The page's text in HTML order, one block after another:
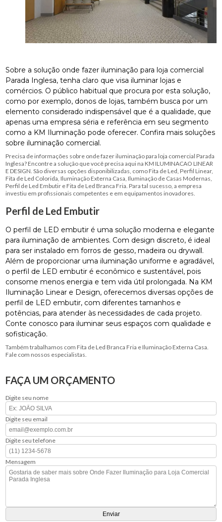
Sobre a solução onde fazer iluminação para loja comercial
Parada Inglesa, tenha claro que visa iluminar lojas e
comércios. O público habitual que procura por esta solução,
como por exemplo, donos de lojas, também busca por um
elemento considerado indispensável que é a qualidade, que
apenas uma empresa séria e referência em seu segmento
como a KM Iluminação pode oferecer. Confira mais soluções
sobre iluminação comercial.
Precisa de informações sobre onde fazer iluminação para loja comercial Parada
Inglesa? Encontre a solução que você precisa aqui na KM ILUMINACAO LINEAR
E DESIGN. São diversas opções disponibilizadas, como Fita de Led, Perfil Linear,
Fita de Led Colorida, Iluminação Externa Casa, Iluminação de Casas Modernas,
Perfil de Led Embutir e Fita de Led Branca Fria. Para tal sucesso, a empresa
investiu em profissionais competentes e em equipamentos inovadores.
Perfil de Led Embutir
O perfil de LED embutir é uma solução moderna e elegante
para iluminação de ambientes. Com design discreto, é ideal
para ser instalado em forros de gesso, madeira ou drywall.
Além de proporcionar uma iluminação uniforme e agradável,
o perfil de LED embutir é econômico e sustentável, pois
consome menos energia e tem vida útil prolongada. Na KM
Iluminação Linear e Design, oferecemos diversas opções de
perfil de LED embutir, com diferentes tamanhos e
potências, para atender às necessidades de cada projeto.
Conte conosco para iluminar seus espaços com qualidade e
sofisticação.
Também trabalhamos com Fita de Led Branca Fria e Iluminação Externa Casa.
Fale com nossos especialistas.
FAÇA UM ORÇAMENTO
Digite seu nome
Digite seu email
Digite seu telefone
Mensagem